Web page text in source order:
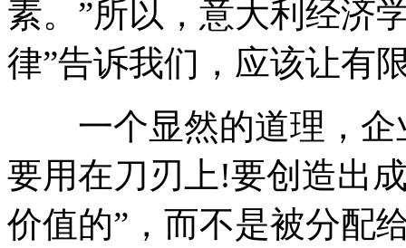
素。”所以，意大利经济
律”告诉我们，应该让有
一个显然的道理，企
要用在刀刃上!要创造出
价值的”，而不是被分配